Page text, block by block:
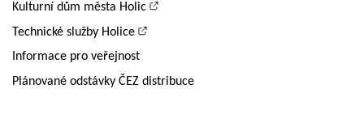
Kulturní dům města Holic
Technické služby Holice
Informace pro veřejnost
Plánované odstávky ČEZ distribuce